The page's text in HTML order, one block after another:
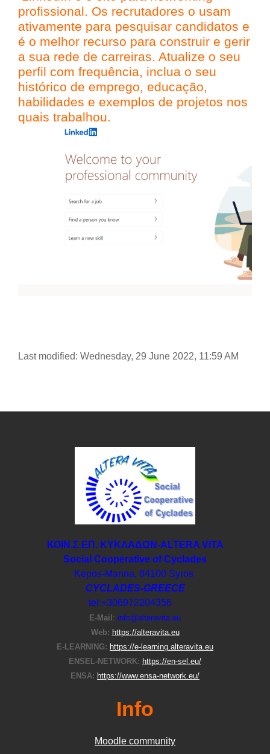
profissional. Os recrutadores o usam
ativamente para pesquisar candidatos e
é o melhor recurso para construir e gerir
a sua rede de carreiras. Atualize o seu
perfil com frequência, inclua o seu
histórico de emprego, educação,
habilidades e exemplos de projetos nos
quais trabalhou.
Last modified: Wednesday, 29 June 2022, 11:59 AM
ΚΟΙΝ.Σ.ΕΠ. ΚΥΚΛΑΔΩΝ-ΑLTERA VITA
Social Cooperative of Cyclades
Kepos-Manna, 84100 Syros
CYCLADES-GREECE
tel:+306972204356
E-Μail : info@alteravita.eu
Web: https://alteravita.eu
E-LEARNING: https://e-learning.alteravita.eu
ENSEL-NETWORK: https://en-sel.eu/
ENSA: https://www.ensa-network.eu/
Info
Moodle community